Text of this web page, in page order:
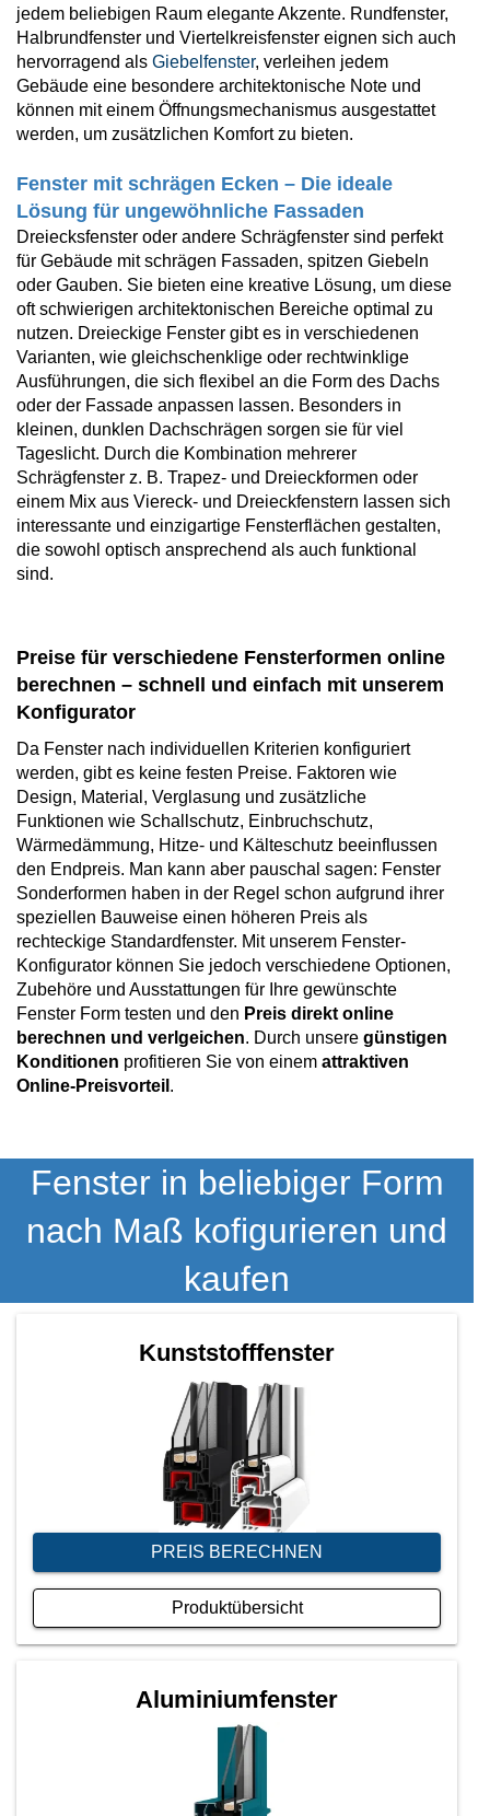
jedem beliebigen Raum elegante Akzente. Rundfenster,
Halbrundfenster und Viertelkreisfenster eignen sich auch
hervorragend als Giebelfenster, verleihen jedem
Gebäude eine besondere architektonische Note und
können mit einem Öffnungsmechanismus ausgestattet
werden, um zusätzlichen Komfort zu bieten.
Fenster mit schrägen Ecken – Die ideale
Lösung für ungewöhnliche Fassaden
Dreiecksfenster oder andere Schrägfenster sind perfekt
für Gebäude mit schrägen Fassaden, spitzen Giebeln
oder Gauben. Sie bieten eine kreative Lösung, um diese
oft schwierigen architektonischen Bereiche optimal zu
nutzen. Dreieckige Fenster gibt es in verschiedenen
Varianten, wie gleichschenklige oder rechtwinklige
Ausführungen, die sich flexibel an die Form des Dachs
oder der Fassade anpassen lassen. Besonders in
kleinen, dunklen Dachschrägen sorgen sie für viel
Tageslicht. Durch die Kombination mehrerer
Schrägfenster z. B. Trapez- und Dreieckformen oder
einem Mix aus Viereck- und Dreieckfenstern lassen sich
interessante und einzigartige Fensterflächen gestalten,
die sowohl optisch ansprechend als auch funktional
sind.
Preise für verschiedene Fensterformen online
berechnen – schnell und einfach mit unserem
Konfigurator
Da Fenster nach individuellen Kriterien konfiguriert
werden, gibt es keine festen Preise. Faktoren wie
Design, Material, Verglasung und zusätzliche
Funktionen wie Schallschutz, Einbruchschutz,
Wärmedämmung, Hitze- und Kälteschutz beeinflussen
den Endpreis. Man kann aber pauschal sagen: Fenster
Sonderformen haben in der Regel schon aufgrund ihrer
speziellen Bauweise einen höheren Preis als
rechteckige Standardfenster. Mit unserem Fenster-
Konfigurator können Sie jedoch verschiedene Optionen,
Zubehöre und Ausstattungen für Ihre gewünschte
Fenster Form testen und den Preis direkt online
berechnen und verlgeichen. Durch unsere günstigen
Konditionen profitieren Sie von einem attraktiven
Online-Preisvorteil .
Fenster in beliebiger Form
nach Maß kofigurieren und
kaufen
Kunststofffenster
PREIS BERECHNEN
Produktübersicht
Aluminiumfenster